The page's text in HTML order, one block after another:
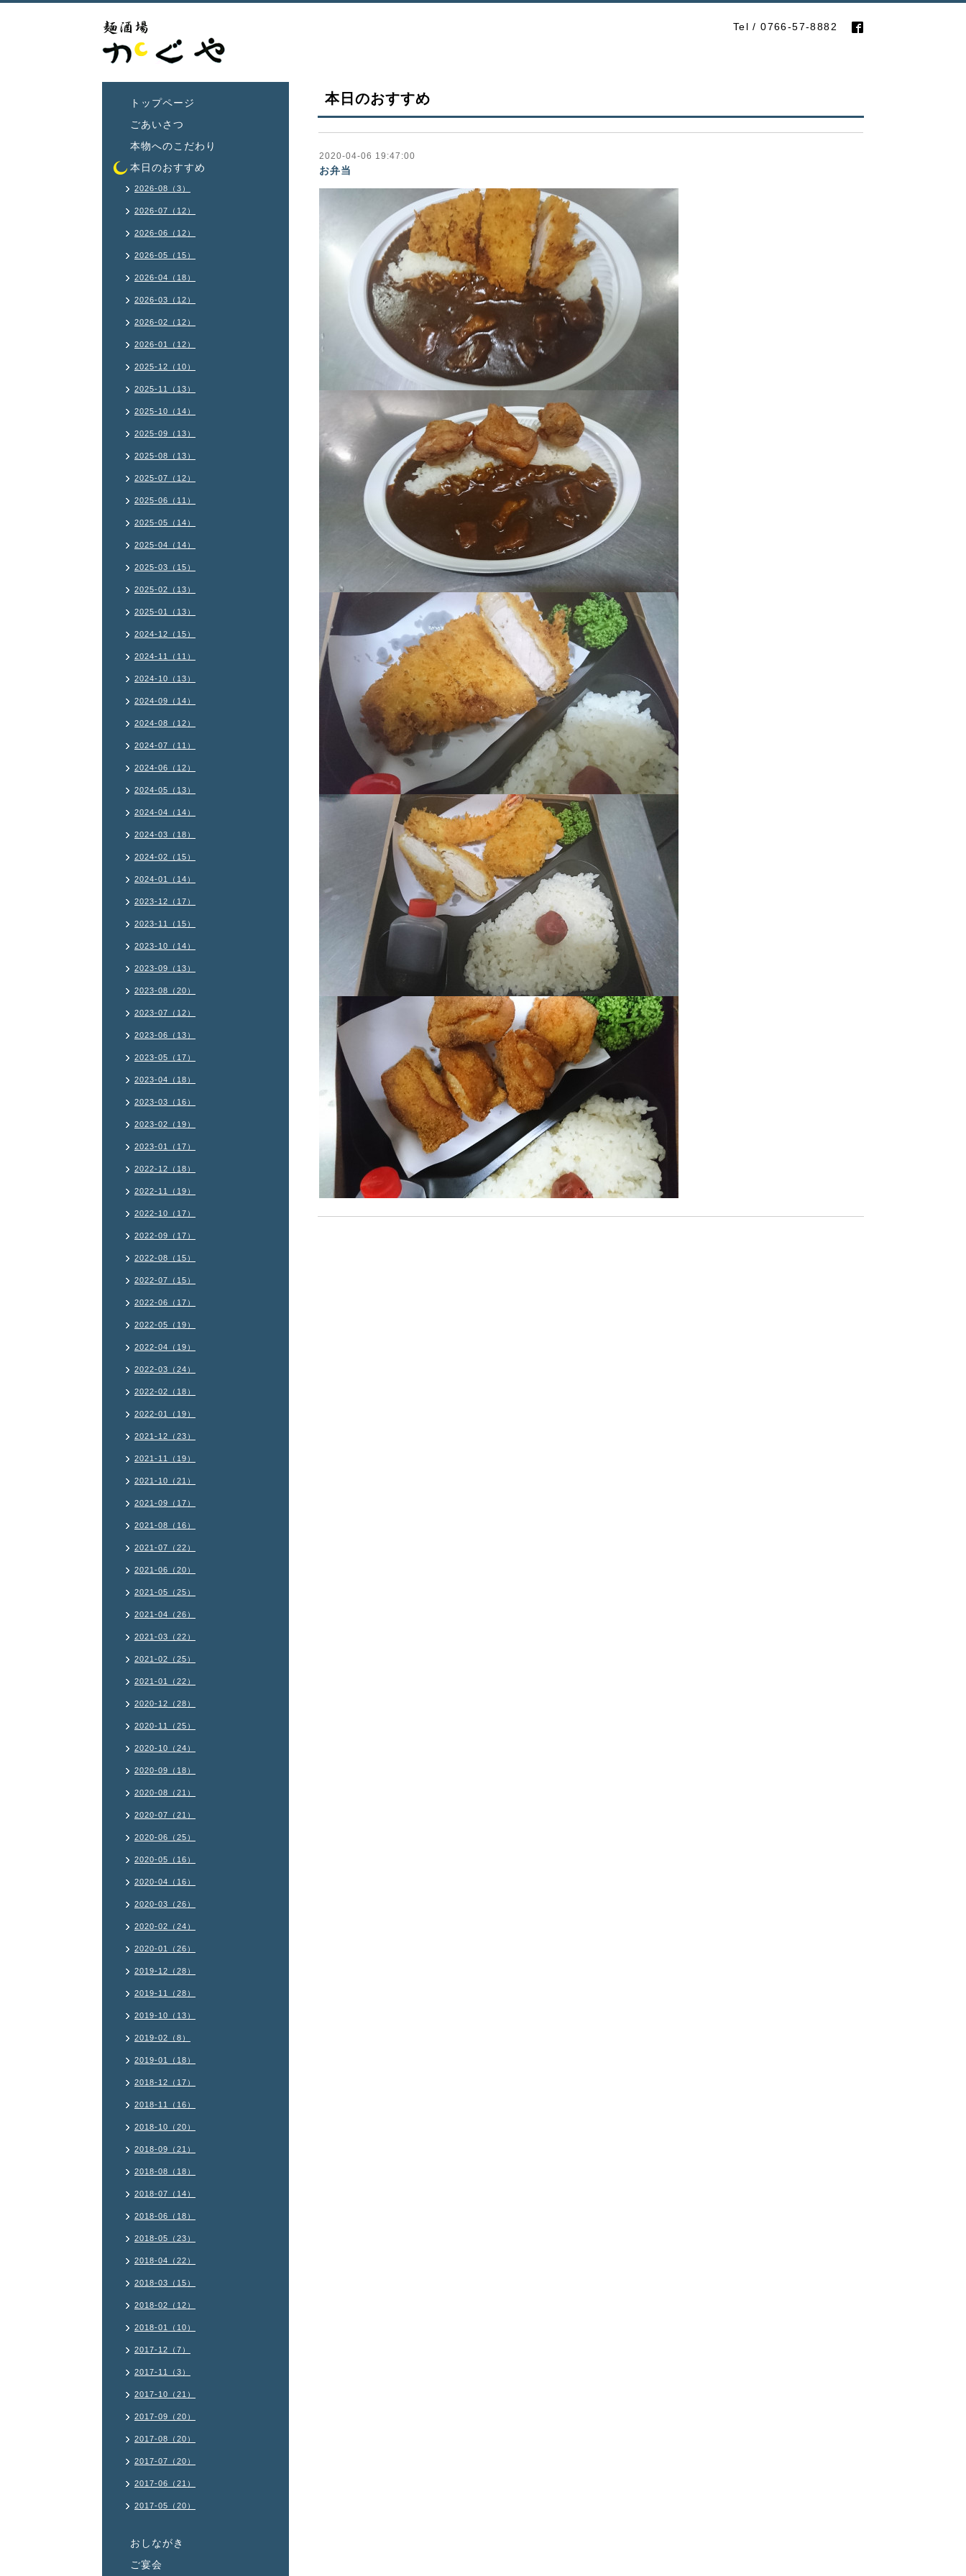
Tel / 0766-57-8882
本日のおすすめ
2020-04-06 19:47:00
お弁当
トップページ
ごあいさつ
本物へのこだわり
本日のおすすめ
2026-08（3）
2026-07（12）
2026-06（12）
2026-05（15）
2026-04（18）
2026-03（12）
2026-02（12）
2026-01（12）
2025-12（10）
2025-11（13）
2025-10（14）
2025-09（13）
2025-08（13）
2025-07（12）
2025-06（11）
2025-05（14）
2025-04（14）
2025-03（15）
2025-02（13）
2025-01（13）
2024-12（15）
2024-11（11）
2024-10（13）
2024-09（14）
2024-08（12）
2024-07（11）
2024-06（12）
2024-05（13）
2024-04（14）
2024-03（18）
2024-02（15）
2024-01（14）
2023-12（17）
2023-11（15）
2023-10（14）
2023-09（13）
2023-08（20）
2023-07（12）
2023-06（13）
2023-05（17）
2023-04（18）
2023-03（16）
2023-02（19）
2023-01（17）
2022-12（18）
2022-11（19）
2022-10（17）
2022-09（17）
2022-08（15）
2022-07（15）
2022-06（17）
2022-05（19）
2022-04（19）
2022-03（24）
2022-02（18）
2022-01（19）
2021-12（23）
2021-11（19）
2021-10（21）
2021-09（17）
2021-08（16）
2021-07（22）
2021-06（20）
2021-05（25）
2021-04（26）
2021-03（22）
2021-02（25）
2021-01（22）
2020-12（28）
2020-11（25）
2020-10（24）
2020-09（18）
2020-08（21）
2020-07（21）
2020-06（25）
2020-05（16）
2020-04（16）
2020-03（26）
2020-02（24）
2020-01（26）
2019-12（28）
2019-11（28）
2019-10（13）
2019-02（8）
2019-01（18）
2018-12（17）
2018-11（16）
2018-10（20）
2018-09（21）
2018-08（18）
2018-07（14）
2018-06（18）
2018-05（23）
2018-04（22）
2018-03（15）
2018-02（12）
2018-01（10）
2017-12（7）
2017-11（3）
2017-10（21）
2017-09（20）
2017-08（20）
2017-07（20）
2017-06（21）
2017-05（20）
おしながき
ご宴会